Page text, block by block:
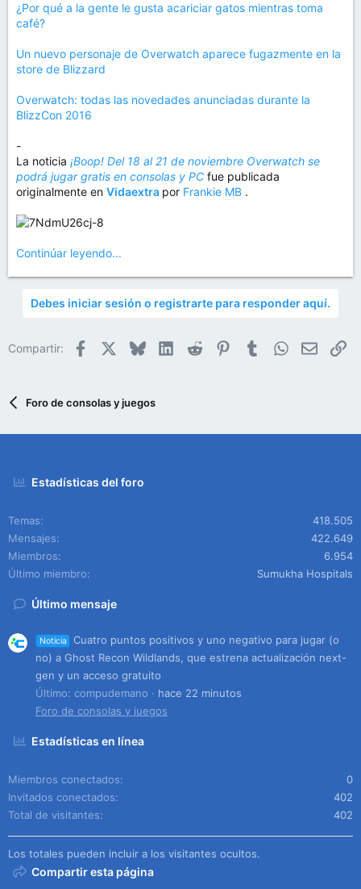
¿Por qué a la gente le gusta acariciar gatos mientras toma
café?
Un nuevo personaje de Overwatch aparece fugazmente en la
store de Blizzard
Overwatch: todas las novedades anunciadas durante la
BlizzCon 2016
-
La noticia ¡Boop! Del 18 al 21 de noviembre Overwatch se
podrá jugar gratis en consolas y PC fue publicada
originalmente en Vidaextra por Frankie MB .
Continúar leyendo...
Debes iniciar sesión o registrarte para responder aquí.
Compartir: Facebook BlueskyLinkedIn
Reddit PinterestTumblrWhatsApp
Email
Foro de consolas y juegos
Estadísticas del foro
Temas
418.505
Mensajes
422.649
Miembros
6.954
Último miembro
Sumukha Hospitals
Último mensaje
Noticia
Cuatro puntos positivos y uno negativo para jugar (o
no) a Ghost Recon Wildlands, que estrena actualización next-
gen y un acceso gratuito
Último: compudemano
hace 22 minutos
Foro de consolas y juegos
Estadísticas en línea
Miembros conectados
0
Invitados conectados
402
Total de visitantes
402
Los totales pueden incluir a los visitantes ocultos.
Compartir esta página